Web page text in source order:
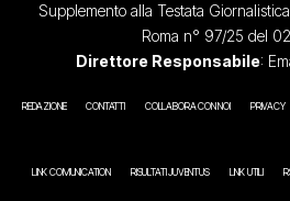
Supplemento alla Testata Giornalistica
Roma n° 97/25 del
Direttore Responsabile:
REDAZIONE CONTATTI COLLABORA CON NOI PRIVACY
LINK COMUNICATION RISULTATI JUVENTUS LINK UTILI